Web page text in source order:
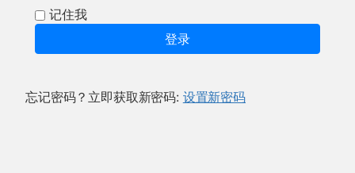
记住我
登录
忘记密码？立即获取新密码: 设置新密码